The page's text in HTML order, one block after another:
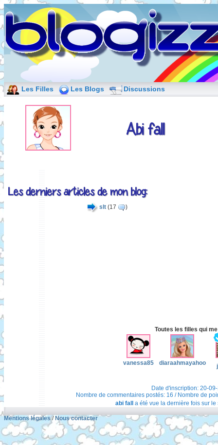
Les Filles Les Blogs Discussions
Abi fall
Les derniers articles de mon blog:
slt (17 )
Toutes les filles qui
vanessa85 diaraahmayahoo
Date d'inscription: 20-
Nombre de commentaires postés: 16 / Nombre de
abi fall
a été vue la dernière fois sur
Mentions légales/ Nous contacter